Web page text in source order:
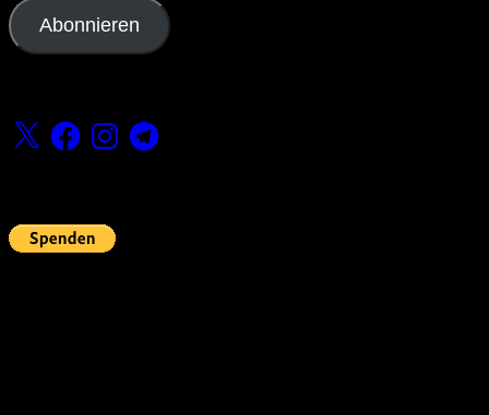
Abonnieren
X FacebookInstagramTelegram